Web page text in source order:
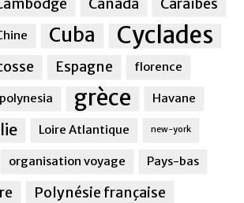
Canada Caraîbes
Cuba Cyclades
Espagne florence
grèce Havane
Loire Atlantique new-york
organisation voyage Pays-bas
Polynésie française